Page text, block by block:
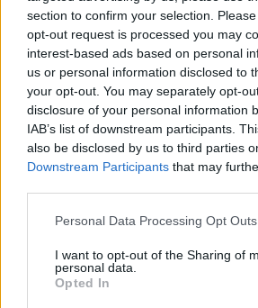
section to confirm your selection.
opt-out request is processed you may
interest-based ads based on personal
us or personal information disclosed to
your opt-out. You may separately opt-
disclosure of your personal information
IAB’s list of downstream participants.
also be disclosed by us to third parties
Downstream Participants that may
Personal Data Processing Opt Outs
I want to opt-out of the Sharing of
personal data.
Opted In